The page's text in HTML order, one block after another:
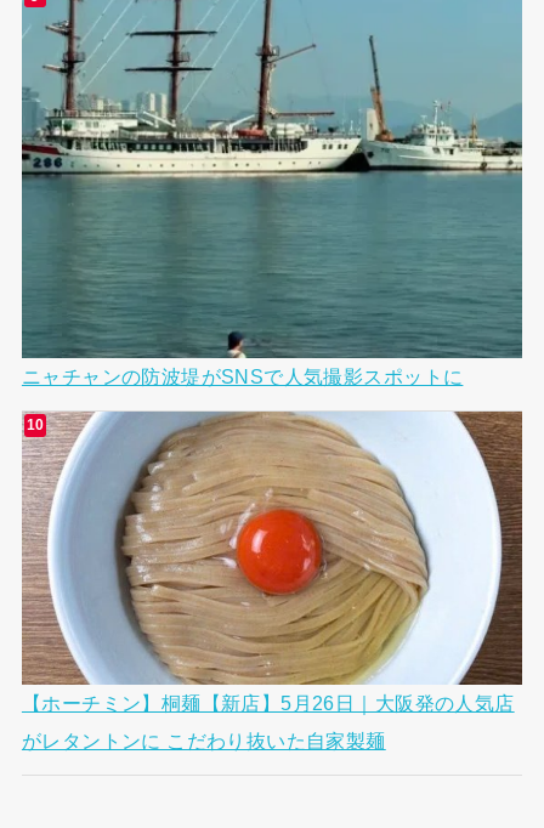
ニャチャンの防波堤がSNSで人気撮影スポットに
【ホーチミン】桐麺【新店】5月26日｜大阪発の人気店
がレタントンに こだわり抜いた自家製麺